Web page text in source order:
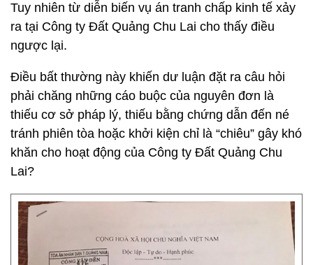
Tuy nhiên từ diễn biến vụ án tranh chấp kinh tế xảy
ra tại Công ty Đất Quảng Chu Lai cho thấy điều
ngược lại.
Điều bất thường này khiến dư luận đặt ra câu hỏi
phải chăng những cáo buộc của nguyên đơn là
thiếu cơ sở pháp lý, thiếu bằng chứng dẫn đến né
tránh phiên tòa hoặc khởi kiện chỉ là “chiêu” gây khó
khăn cho hoạt động của Công ty Đất Quảng Chu
Lai?